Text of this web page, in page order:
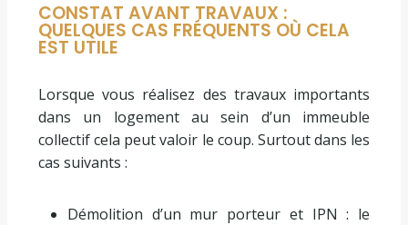
CONSTAT AVANT TRAVAUX :
QUELQUES CAS FRÉQUENTS OÙ CELA
EST UTILE
Lorsque vous réalisez des travaux importants
dans un logement au sein d’un immeuble
collectif cela peut valoir le coup. Surtout dans les
cas suivants :
Démolition d’un mur porteur et IPN : le